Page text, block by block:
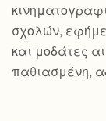
σχολών,
και μοδάτες
παθιασμένη,